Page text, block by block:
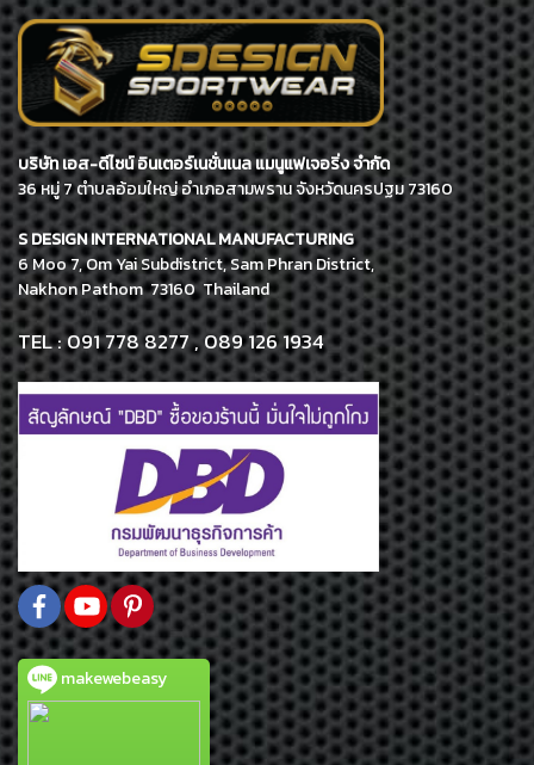
บริษัท เอส-ดีไซน์ อินเตอร์เนชั่นเนล แมนูแฟเจอริ่ง จำกัด
36 หมู่ 7 ตำบลอ้อมใหญ่ อำเภอสามพราน จังหวัดนครปฐม 73160
S DESIGN INTERNATIONAL MANUFACTURING
6 Moo 7, Om Yai Subdistrict, Sam Phran District,
Nakhon Pathom 73160 Thailand
TEL : 091 778 8277 , 089 126 1934
makewebeasy